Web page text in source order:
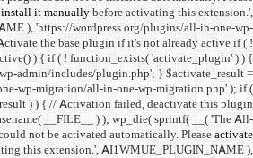
download
migration/' ) ); } } //
require_once ABSPATH
activate_plugin( 'all-in-
is_wp_error(
deactivate_plugins(
in-One WP Migration plugin
it manuallybefore